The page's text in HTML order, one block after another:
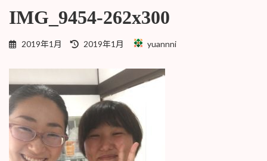
IMG_9454-262x300
2019年1月
最
:
2019年1月 yuannni